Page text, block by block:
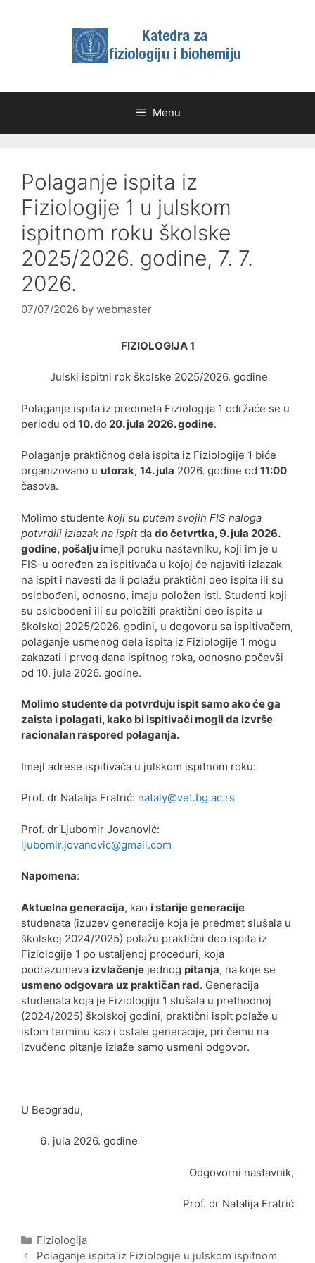
Menu
Polaganje ispita iz
Fiziologije 1 u julskom
ispitnom roku školske
2025/2026. godine, 7. 7.
2026.
07/07/2026 by webmaster
FIZIOLOGIJA 1
Julski ispitni rok školske 2025/2026. godine
Polaganje ispita iz predmeta Fiziologija 1 održaće se u
periodu od 10.do 20. jula 2026. godine.
Polaganje praktičnog dela ispita iz Fiziologije 1 biće
organizovano u utorak, 14. jula 2026. godine od 11:00
časova.
Molimo studente koji su putem svojih FIS naloga
potvrdili izlazak na ispitda dočetvrtka, 9. jula 2026.
godine, pošalju imejl poruku nastavniku, koji im je u
FIS-u određen za ispitivača u kojoj će najaviti izlazak
na ispit i navesti da li polažu praktični deo ispita ili su
oslobođeni, odnosno, imaju položen isti. Studenti koji
su oslobođeni ili su položili praktični deo ispita u
školskoj 2025/2026. godini, u dogovoru sa ispitivačem,
polaganje usmenog dela ispita iz Fiziologije 1 mogu
zakazati i prvog dana ispitnog roka, odnosno počevši
od 10. jula 2026. godine.
Molimo studente da potvrđuju ispit samo ako će ga
zaista i polagati, kako bi ispitivači mogli da izvrše
racionalan raspored polaganja.
Imejl adrese ispitivača u julskom ispitnom roku:
Prof. dr Natalija Fratrić: nataly@vet.bg.ac.rs
Prof. dr Ljubomir Jovanović:
ljubomir.jovanovic@gmail.com
Napomena:
Aktuelna generacija, kao i starije generacije
studenata (izuzev generacije koja je predmet slušala u
školskoj 2024/2025) polažu praktični deo ispita iz
Fiziologije 1 po ustaljenoj proceduri, koja
podrazumeva izvlačenje jednog pitanja, na koje se
usmeno odgovara uz praktičan rad. Generacija
studenata koja je Fiziologiju 1 slušala u prethodnoj
(2024/2025) školskoj godini, praktični ispit polaže u
istom terminu kao i ostale generacije, pri čemu na
izvučeno pitanje izlaže samo usmeni odgovor.
U Beogradu,
jula 2026. godine
Odgovorni nastavnik,
Prof. dr Natalija Fratrić
Categories
Fiziologija
PostPolaganje ispita iz Fiziologije u julskom ispitnom